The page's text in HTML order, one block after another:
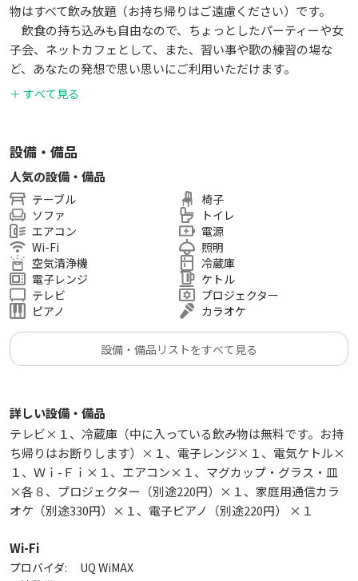
物はすべて飲み放題（お持ち帰りはご遠慮ください）です。
飲食の持ち込みも自由なので、ちょっとしたパーティーや女
子会、ネットカフェとして、また、習い事や歌の練習の場な
ど、あなたの発想で思い思いにご利用いただけます。
＋ すべて見る
設備・備品
人気の設備・備品
テーブル
ソファ
エアコン
Wi-Fi
空気清浄機
電子レンジ
テレビ
ピアノ
椅子
トイレ
電源
照明
冷蔵庫
ケトル
プロジェクター
カラオケ
設備・備品リストをすべて見る
詳しい設備・備品
テレビ×１、冷蔵庫（中に入っている飲み物は無料です。お持
ち帰りはお断りします）×１、電子レンジ×１、電気ケトル×
１、Ｗｉ-Ｆｉ×１、エアコン×１、マグカップ・グラス・皿
×各８、プロジェクター（別途220円）×１、家庭用通信カラ
オケ（別途330円）×１、電子ピアノ（別途220円） ×１
Wi-Fi
プロバイダ:
UQ WiMAX